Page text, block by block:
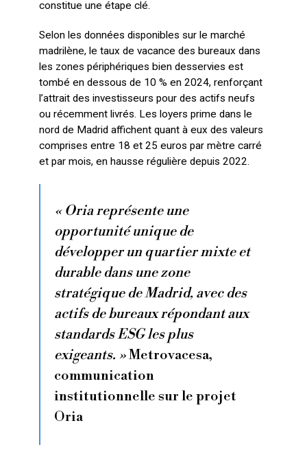
constitue une étape clé.
Selon les données disponibles sur le marché
madrilène, le taux de vacance des bureaux dans
les zones périphériques bien desservies est
tombé en dessous de 10 % en 2024, renforçant
l’attrait des investisseurs pour des actifs neufs
ou récemment livrés. Les loyers prime dans le
nord de Madrid affichent quant à eux des valeurs
comprises entre 18 et 25 euros par mètre carré
et par mois, en hausse régulière depuis 2022.
« Oria représente une
opportunité unique de
développer un quartier mixte et
durable dans une zone
stratégique de Madrid, avec des
actifs de bureaux répondant aux
standards ESG les plus
exigeants. »Metrovacesa,
communication
institutionnelle sur le projet
Oria